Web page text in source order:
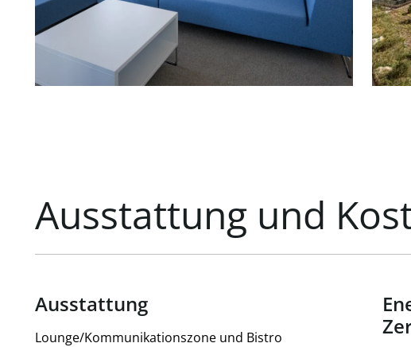
Verfügbare Flächen:
2.OG, A+B, ca. 647 m² - Nettomiete/m²/Monat: € 17,60
2.OG, G+H, ca. 962 m² (teilbar 507 m²/456 m²) - Nettomiete/
2.OG, I, ca. 581 m² - Nettomiete/m²/Monat: € 17,60 - verfügbar
3.OG, I, ca. 599 m² - Nettomiete/m²/Monat: € 17,70
und Portier
Ausstattung und
Ausstattung
Lounge/Kommunikationszone und Bistro